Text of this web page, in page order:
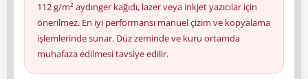
112 g/m² aydınger kağıdı, lazer veya inkjet yazıcılar için
önerilmez. En iyi performansı manuel çizim ve kopyalama
işlemlerinde sunar. Düz zeminde ve kuru ortamda
muhafaza edilmesi tavsiye edilir.